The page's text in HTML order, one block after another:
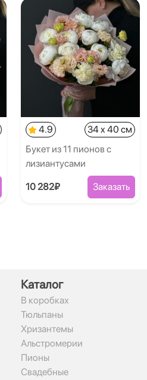
4.9
34 x 40 см
Букет из 11 пионов с
лизиантусами
10 282₽ Заказать
Каталог
В коробках
Тюльпаны
Хризантемы
Альстромерии
Пионы
Свадебные